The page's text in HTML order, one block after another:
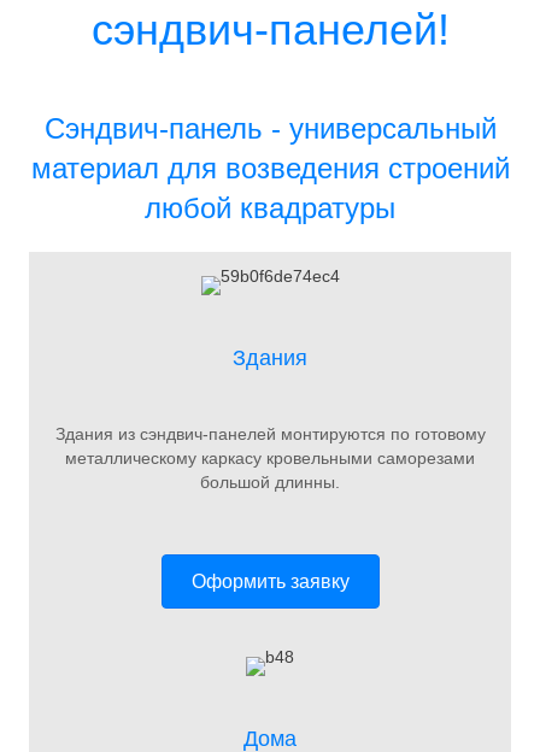
сэндвич-панелей!
Сэндвич-панель - универсальный
материал для возведения строений
любой квадратуры
Здания
Здания из сэндвич-панелей монтируются по готовому
металлическому каркасу кровельными саморезами
большой длинны.
Оформить заявку
Дома